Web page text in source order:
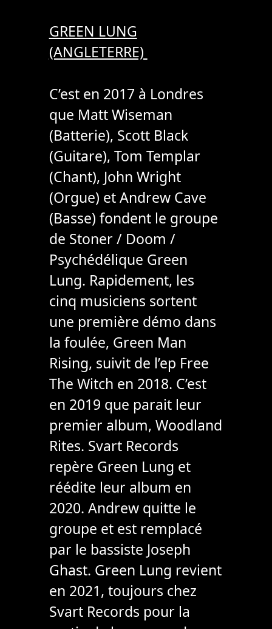
GREEN LUNG
(ANGLETERRE)
C’est en 2017 à Londres
que Matt Wiseman
(Batterie), Scott Black
(Guitare), Tom Templar
(Chant), John Wright
(Orgue) et Andrew Cave
(Basse) fondent le groupe
de Stoner / Doom /
Psychédélique Green
Lung. Rapidement, les
cinq musiciens sortent
une première démo dans
la foulée, Green Man
Rising, suivit de l’ep Free
The Witch en 2018. C’est
en 2019 que parait leur
premier album, Woodland
Rites. Svart Records
repère Green Lung et
réédite leur album en
2020. Andrew quitte le
groupe et est remplacé
par le bassiste Joseph
Ghast. Green Lung revient
en 2021, toujours chez
Svart Records pour la